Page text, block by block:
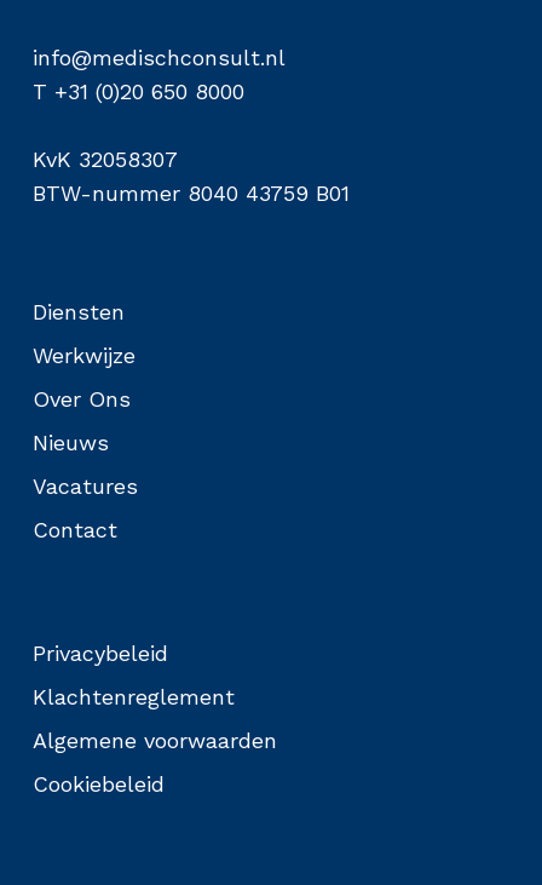
info@medischconsult.nl
T +31 (0)20 650 8000
KvK 32058307
BTW-nummer 8040 43759 B01
Diensten
Werkwijze
Over Ons
Nieuws
Vacatures
Contact
Privacybeleid
Klachtenreglement
Algemene voorwaarden
Cookiebeleid